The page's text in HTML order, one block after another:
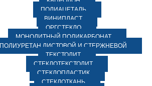
ПОЛИАЦЕТАЛЬ
ВИНИПЛАСТ
ОРГСТЕКЛО
МОНОЛИТНЫЙ ПОЛИКАРБОНАТ
ПОЛИУРЕТАН ЛИСТОВОЙ И СТЕРЖНЕВОЙ
ТЕКСТОЛИТ
СТЕКЛОТЕКСТОЛИТ
СТЕКЛОПЛАСТИК
СТЕКЛОТКАНЬ